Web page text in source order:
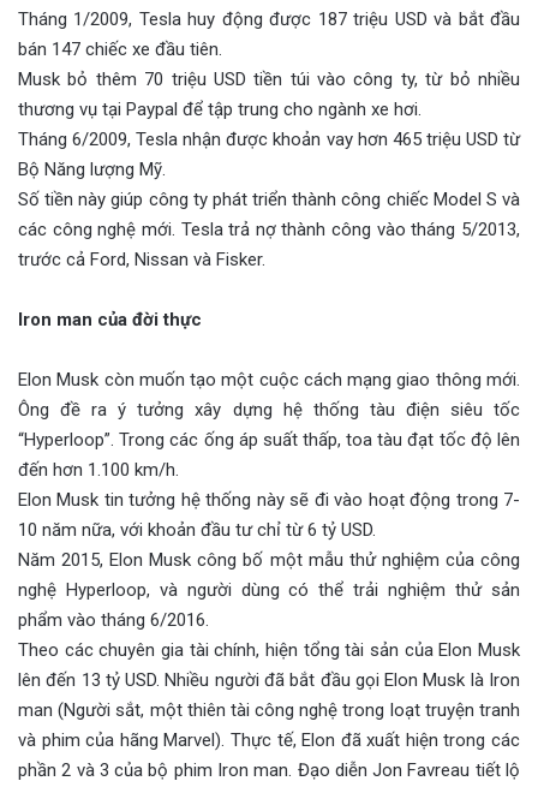
Tháng 1/2009, Tesla huy động được 187 triệu USD và bắt đầu
bán 147 chiếc xe đầu tiên.
Musk bỏ thêm 70 triệu USD tiền túi vào công ty, từ bỏ nhiều
thương vụ tại Paypal để tập trung cho ngành xe hơi.
Tháng 6/2009, Tesla nhận được khoản vay hơn 465 triệu USD từ
Bộ Năng lượng Mỹ.
Số tiền này giúp công ty phát triển thành công chiếc Model S và
các công nghệ mới. Tesla trả nợ thành công vào tháng 5/2013,
trước cả Ford, Nissan và Fisker.
Iron man của đời thực
Elon Musk còn muốn tạo một cuộc cách mạng giao thông mới.
Ông đề ra ý tưởng xây dựng hệ thống tàu điện siêu tốc
“Hyperloop”. Trong các ống áp suất thấp, toa tàu đạt tốc độ lên
đến hơn 1.100 km/h.
Elon Musk tin tưởng hệ thống này sẽ đi vào hoạt động trong 7-
10 năm nữa, với khoản đầu tư chỉ từ 6 tỷ USD.
Năm 2015, Elon Musk công bố một mẫu thử nghiệm của công
nghệ Hyperloop, và người dùng có thể trải nghiệm thử sản
phẩm vào tháng 6/2016.
Theo các chuyên gia tài chính, hiện tổng tài sản của Elon Musk
lên đến 13 tỷ USD. Nhiều người đã bắt đầu gọi Elon Musk là Iron
man (Người sắt, một thiên tài công nghệ trong loạt truyện tranh
và phim của hãng Marvel). Thực tế, Elon đã xuất hiện trong các
phần 2 và 3 của bộ phim Iron man. Đạo diễn Jon Favreau tiết lộ